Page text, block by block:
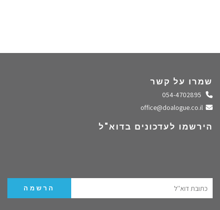
שמרו על קשר
התקשרו אלינו
שלחו מייל
הירשמו לעדכונים בדוא"ל